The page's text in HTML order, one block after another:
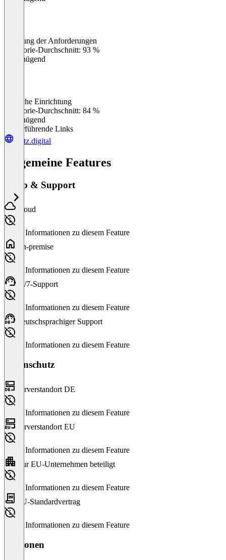
Erfüllung der Anforderungen
Kategorie-Durchschnitt: 93 %
Ungenügend
Einfache Einrichtung
Kategorie-Durchschnitt: 84 %
Ungenügend
Weiterführende Links
dietz.digital
Allgemeine Features
Setup & Support
Cloud
Keine Informationen zu diesem Feature
On-premise
Keine Informationen zu diesem Feature
24/7-Support
Keine Informationen zu diesem Feature
Deutschsprachiger Support
Keine Informationen zu diesem Feature
Datenschutz
Serverstandort DE
Keine Informationen zu diesem Feature
Serverstandort EU
Keine Informationen zu diesem Feature
Nur EU-Unternehmen beteiligt
Keine Informationen zu diesem Feature
EU-Standardvertrag
Keine Informationen zu diesem Feature
Versionen